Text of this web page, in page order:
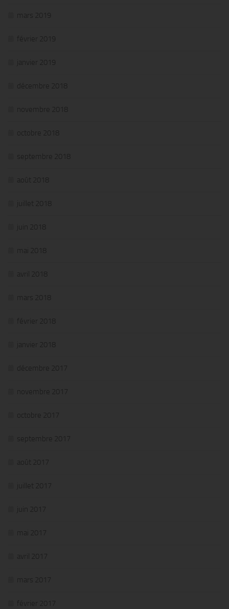
mars 2019
février 2019
janvier 2019
décembre 2018
novembre 2018
octobre 2018
septembre 2018
août 2018
juillet 2018
juin 2018
mai 2018
avril 2018
mars 2018
février 2018
janvier 2018
décembre 2017
novembre 2017
octobre 2017
septembre 2017
août 2017
juillet 2017
juin 2017
mai 2017
avril 2017
mars 2017
février 2017